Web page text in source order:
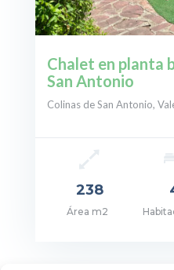
Chalet en planta
San Antonio
Colinas de San Antonio,
238
Área m2